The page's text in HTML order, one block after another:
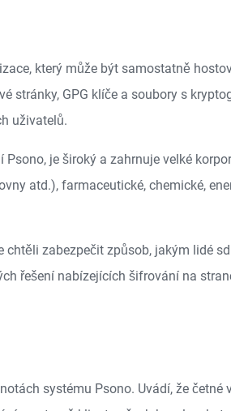
který může být samostatně
stránky, GPG klíče a soubory s
uživatelů.
je široký a zahrnuje velké
atd.), farmaceutické, chemické,
zabezpečit způsob, jakým lidé
řešení nabízejících šifrování na
systému Psono. Uvádí, že